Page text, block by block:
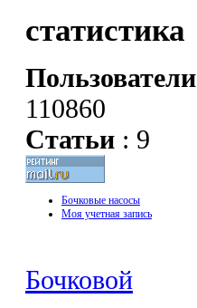
статистика
Пользователи
110860
Статьи : 9
Бочковые насосы
Моя учетная запись
Бочковой